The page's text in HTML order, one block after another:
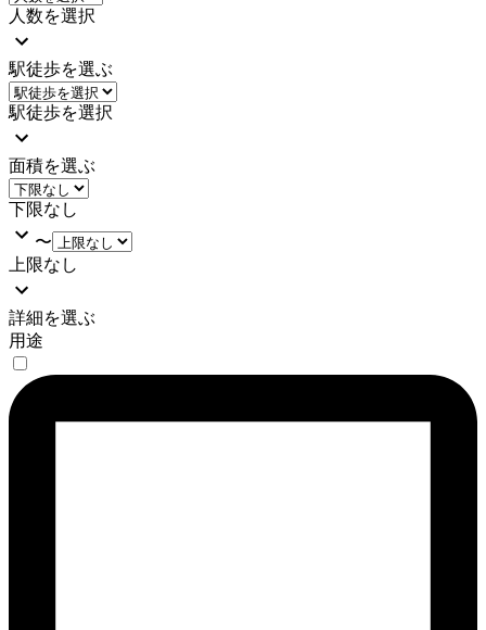
人数を選択
駅徒歩を選ぶ
駅徒歩を選択
面積を選ぶ
下限なし
〜
上限なし
詳細を選ぶ
用途